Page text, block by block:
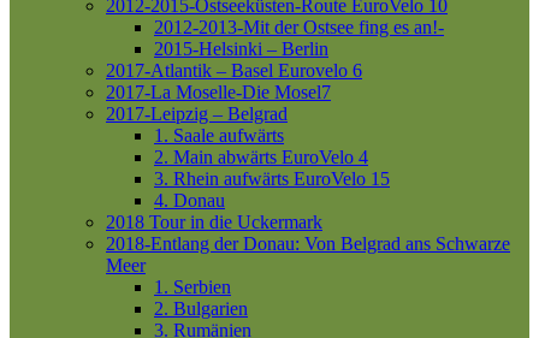
2012-2015-Ostseeküsten-Route EuroVelo 10
2012-2013-Mit der Ostsee fing es an!-
2015-Helsinki – Berlin
2017-Atlantik – Basel Eurovelo 6
2017-La Moselle-Die Mosel7
2017-Leipzig – Belgrad
1. Saale aufwärts
2. Main abwärts EuroVelo 4
3. Rhein aufwärts EuroVelo 15
4. Donau
2018 Tour in die Uckermark
2018-Entlang der Donau: Von Belgrad ans Schwarze
Meer
1. Serbien
2. Bulgarien
3. Rumänien